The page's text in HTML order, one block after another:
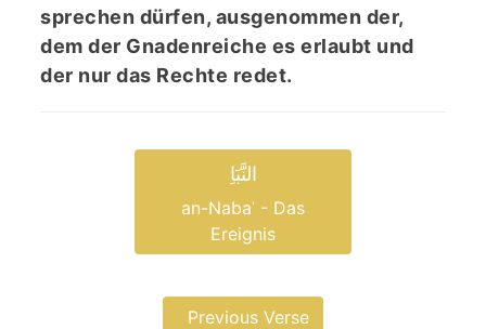
sprechen dürfen, ausgenommen der,
dem der Gnadenreiche es erlaubt und
der nur das Rechte redet.
النَّبَاِ
an-Nabaʾ - Das
Ereignis
Previous Verse